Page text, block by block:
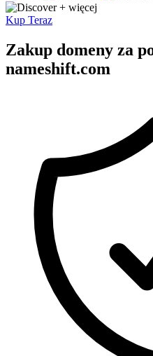
+ więcej
Kup Teraz
Zakup domeny za
nameshift.com